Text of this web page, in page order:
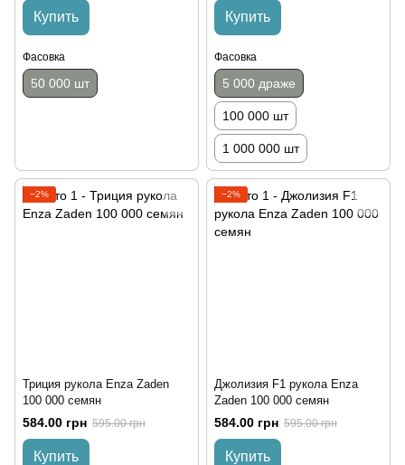
Купить
Фасовка
50 000 шт
Купить
Фасовка
5 000 драже
100 000 шт
1 000 000 шт
−2%
Триция рукола Enza Zaden
100 000 семян
584.00 грн 595.00 грн
Купить
−2%
Джолизия F1 рукола Enza
Zaden 100 000 семян
584.00 грн 595.00 грн
Купить